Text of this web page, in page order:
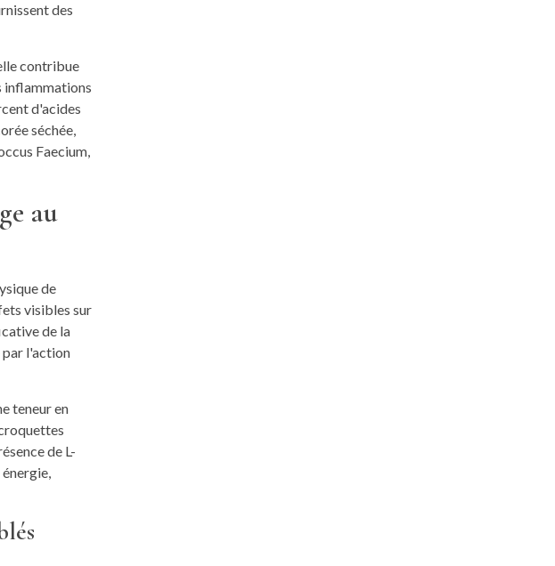
des
contribue
inflammations
d'acides
séchée,
Faecium,
au
de
visibles sur
de la
par l'action
teneur en
de L-